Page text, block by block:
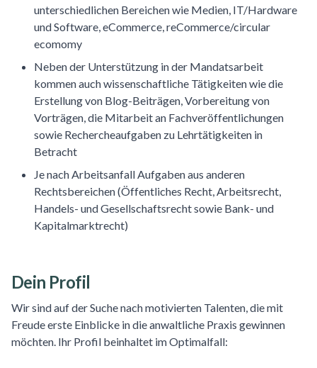
unterschiedlichen Bereichen wie Medien, IT/Hardware
und Software, eCommerce, reCommerce/circular
ecomomy
Neben der Unterstützung in der Mandatsarbeit
kommen auch wissenschaftliche Tätigkeiten wie die
Erstellung von Blog-Beiträgen, Vorbereitung von
Vorträgen, die Mitarbeit an Fachveröffentlichungen
sowie Rechercheaufgaben zu Lehrtätigkeiten in
Betracht
Je nach Arbeitsanfall Aufgaben aus anderen
Rechtsbereichen (Öffentliches Recht, Arbeitsrecht,
Handels- und Gesellschaftsrecht sowie Bank- und
Kapitalmarktrecht)
Dein Profil
Wir sind auf der Suche nach motivierten Talenten, die mit
Freude erste Einblicke in die anwaltliche Praxis gewinnen
möchten. Ihr Profil beinhaltet im Optimalfall: